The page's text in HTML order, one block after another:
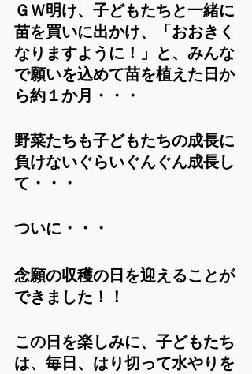
ＧＷ明け、子どもたちと一緒に
苗を買いに出かけ、「おおきく
なりますように！」と、みんな
で願いを込めて苗を植えた日か
ら約１か月・・・
野菜たちも子どもたちの成長に
負けないぐらいぐんぐん成長し
て・・・
ついに・・・
念願の収穫の日を迎えることが
できました！！
この日を楽しみに、子どもたち
は、毎日、はり切って水やりを